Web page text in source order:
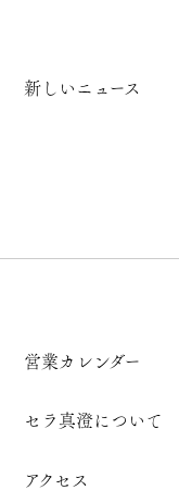
新しいニュース
営業カレンダー
セラ真澄について
アクセス